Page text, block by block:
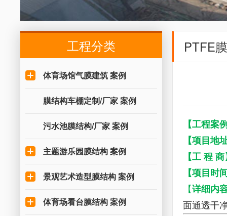
工程分类
体育场馆气膜建筑 案例
膜结构车棚定制/厂家 案例
污水池膜结构/厂家 案例
主题游乐园膜结构 案例
景观艺术造型膜结构 案例
体育场看台膜结构 案例
PTFE
【工程案
【项目地
【工 程
【项目时
【详细内
面通透干